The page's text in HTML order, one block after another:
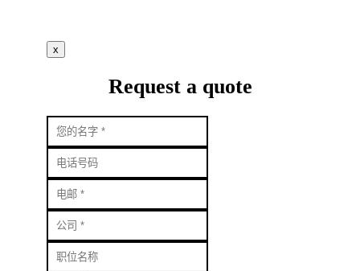
x
Request a quote